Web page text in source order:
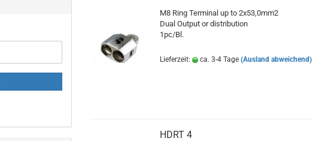
M8 Ring Terminal up to 2x53,0mm2
Dual Output or distribution
1pc/Bl.
Lieferzeit: ca. 3-4 Tage (Ausland abweichend)
HDRT 4